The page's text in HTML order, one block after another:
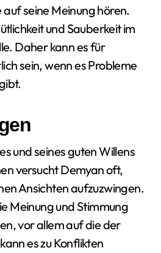
auf seine Meinung hören.
und Sauberkeit im
Daher kann es für
sein, wenn es Probleme
und seines guten Willens
versucht Demyan oft,
Ansichten aufzuzwingen.
Meinung und Stimmung
vor allem auf die der
es zu Konflikten